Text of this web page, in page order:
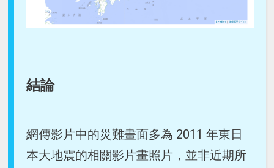
結論
網傳影片中的災難畫面多為 2011 年東日
本大地震的相關影片畫照片，並非近期所